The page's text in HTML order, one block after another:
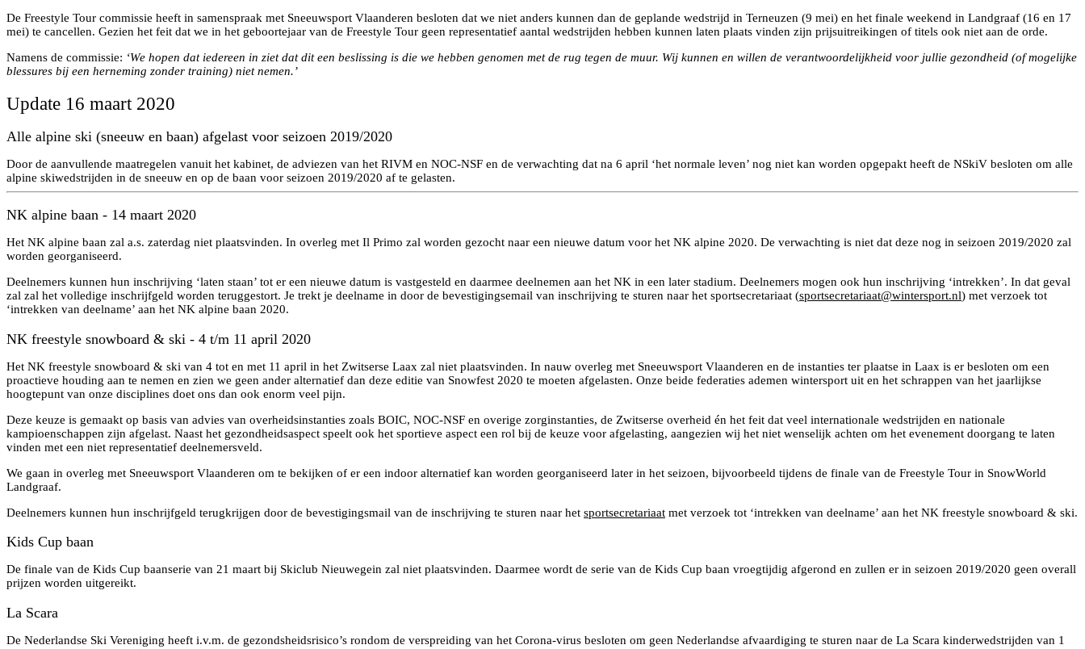
De Freestyle Tour commissie heeft in samenspraak met Sneeuwsport Vlaanderen besloten dat we niet anders kunnen dan de geplande wedstrijd in Terneuzen (9 mei) en het finale weekend in Landgraaf (16 en 17
mei) te cancellen. Gezien het feit dat we in het geboortejaar van de Freestyle Tour geen representatief aantal wedstrijden hebben kunnen laten plaats vinden zijn prijsuitreikingen of titels ook niet aan de orde.
Namens de commissie: ‘We hopen dat iedereen in ziet dat dit een beslissing is die we hebben genomen met de rug tegen de muur. Wij kunnen en willen de verantwoordelijkheid voor jullie gezondheid (of mogelijke
blessures bij een herneming zonder training) niet nemen.’
Update 16 maart 2020
Alle alpine ski (sneeuw en baan) afgelast voor seizoen 2019/2020
Door de aanvullende maatregelen vanuit het kabinet, de adviezen van het RIVM en NOC-NSF en de verwachting dat na 6 april ‘het normale leven’ nog niet kan worden opgepakt heeft de NSkiV besloten om alle
alpine skiwedstrijden in de sneeuw en op de baan voor seizoen 2019/2020 af te gelasten.
NK alpine baan - 14 maart 2020
Het NK alpine baan zal a.s. zaterdag niet plaatsvinden. In overleg met Il Primo zal worden gezocht naar een nieuwe datum voor het NK alpine 2020. De verwachting is niet dat deze nog in seizoen 2019/2020 zal
worden georganiseerd.
Deelnemers kunnen hun inschrijving ‘laten staan’ tot er een nieuwe datum is vastgesteld en daarmee deelnemen aan het NK in een later stadium. Deelnemers mogen ook hun inschrijving ‘intrekken’. In dat geval
zal zal het volledige inschrijfgeld worden teruggestort. Je trekt je deelname in door de bevestigingsemail van inschrijving te sturen naar het sportsecretariaat (sportsecretariaat@wintersport.nl) met verzoek tot
‘intrekken van deelname’ aan het NK alpine baan 2020.
NK freestyle snowboard & ski - 4 t/m 11 april 2020
Het NK freestyle snowboard & ski van 4 tot en met 11 april in het Zwitserse Laax zal niet plaatsvinden. In nauw overleg met Sneeuwsport Vlaanderen en de instanties ter plaatse in Laax is er besloten om een
proactieve houding aan te nemen en zien we geen ander alternatief dan deze editie van Snowfest 2020 te moeten afgelasten. Onze beide federaties ademen wintersport uit en het schrappen van het jaarlijkse
hoogtepunt van onze disciplines doet ons dan ook enorm veel pijn.
Deze keuze is gemaakt op basis van advies van overheidsinstanties zoals BOIC, NOC-NSF en overige zorginstanties, de Zwitserse overheid én het feit dat veel internationale wedstrijden en nationale
kampioenschappen zijn afgelast. Naast het gezondheidsaspect speelt ook het sportieve aspect een rol bij de keuze voor afgelasting, aangezien wij het niet wenselijk achten om het evenement doorgang te laten
vinden met een niet representatief deelnemersveld.
We gaan in overleg met Sneeuwsport Vlaanderen om te bekijken of er een indoor alternatief kan worden georganiseerd later in het seizoen, bijvoorbeeld tijdens de finale van de Freestyle Tour in SnowWorld
Landgraaf.
Deelnemers kunnen hun inschrijfgeld terugkrijgen door de bevestigingsmail van de inschrijving te sturen naar het sportsecretariaat met verzoek tot ‘intrekken van deelname’ aan het NK freestyle snowboard & ski.
Kids Cup baan
De finale van de Kids Cup baanserie van 21 maart bij Skiclub Nieuwegein zal niet plaatsvinden. Daarmee wordt de serie van de Kids Cup baan vroegtijdig afgerond en zullen er in seizoen 2019/2020 geen overall
prijzen worden uitgereikt.
La Scara
De Nederlandse Ski Vereniging heeft i.v.m. de gezondsheidsrisico’s rondom de verspreiding van het Corona-virus besloten om geen Nederlandse afvaardiging te sturen naar de La Scara kinderwedstrijden van 1